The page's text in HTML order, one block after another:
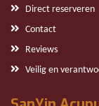
Direct reserveren
Contact
Reviews
Veilig en